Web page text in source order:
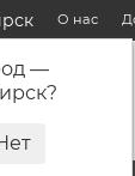
—
?
О нас
КАТАЛОГ